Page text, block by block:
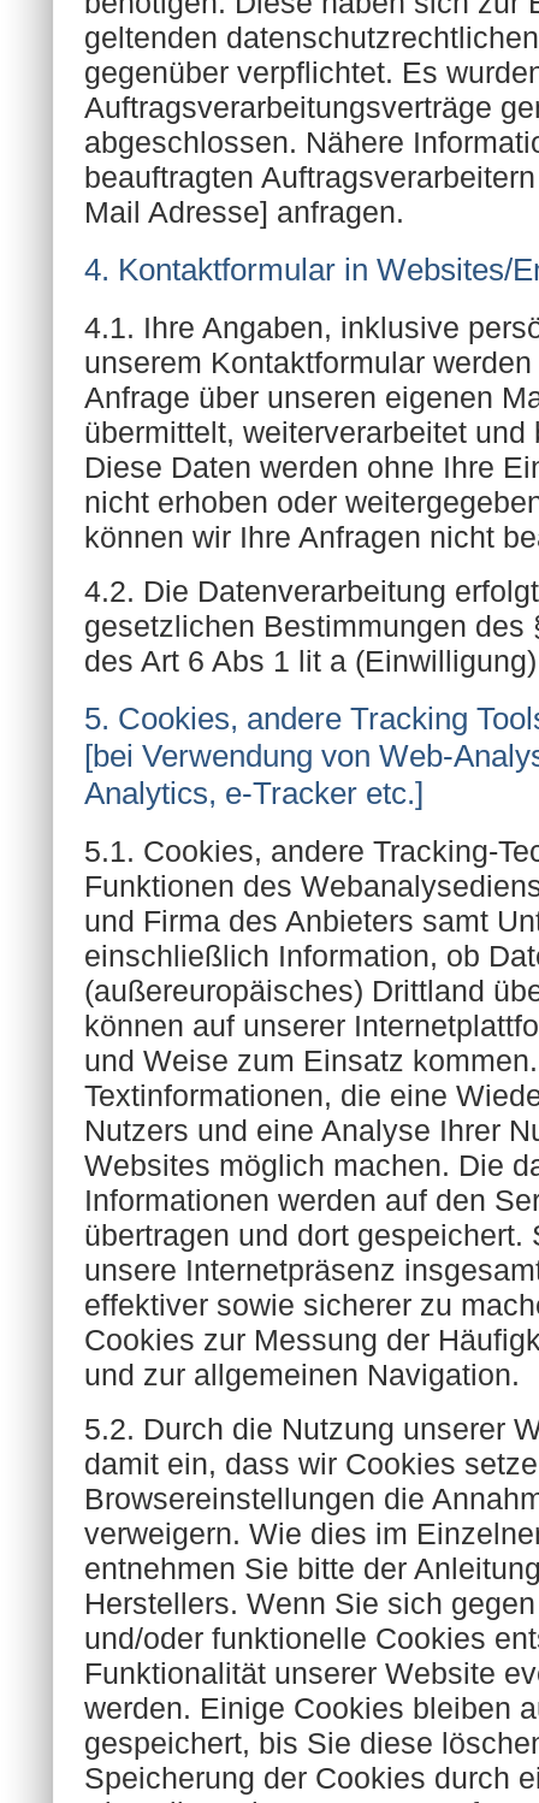
geltenden
gegenüber verpflichtet. Es
Auftragsverarbeitungsverträge
abgeschlossen. Nähere
beauftragten
Mail Adresse] anfragen.
4. Kontaktformular in Websites/
4.1. Ihre Angaben, inklusive
unserem Kontaktformular
Anfrage über unseren eigenen
übermittelt, weiterverarbeitet
Diese Daten werden ohne Ihre
nicht erhoben oder
können wir Ihre Anfragen nicht
4.2. Die Datenverarbeitung
gesetzlichen Bestimmungen des
des Art 6 Abs 1 lit a
5. Cookies, andere Tracking
[bei Verwendung von Web-
Analytics, e-Tracker etc.]
5.1. Cookies, andere Tracking-
Funktionen des
und Firma des Anbieters samt
einschließlich Information, ob
(außereuropäisches) Drittland
können auf unserer
und Weise zum Einsatz
Textinformationen, die eine
Nutzers und eine Analyse Ihrer
Websites möglich machen. Die
Informationen werden auf den
übertragen und dort gespeichert.
unsere Internetpräsenz
effektiver sowie sicherer zu
Cookies zur Messung der
und zur allgemeinen Navigation.
5.2. Durch die Nutzung unserer
damit ein, dass wir Cookies
Browsereinstellungen die
verweigern. Wie dies im
entnehmen Sie bitte der
Herstellers. Wenn Sie sich
und/oder funktionelle Cookies
Funktionalität unserer Website
werden. Einige Cookies bleiben
gespeichert, bis Sie diese
Speicherung der Cookies durch